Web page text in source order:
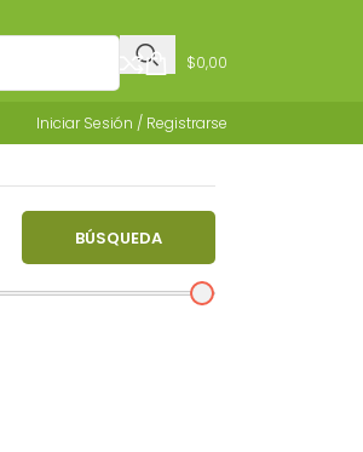
$0,00
Iniciar Sesión / Registrarse
BÚSQUEDA